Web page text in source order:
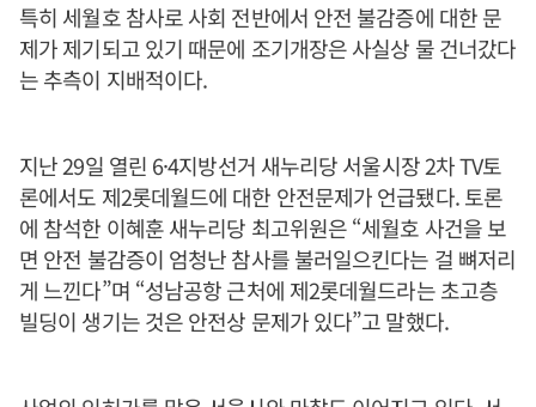
특히 세월호 참사로 사회 전반에서 안전 불감증에 대한 문
제가 제기되고 있기 때문에 조기개장은 사실상 물 건너갔다
는 추측이 지배적이다.
지난 29일 열린 6·4지방선거 새누리당 서울시장 2차 TV토
론에서도 제2롯데월드에 대한 안전문제가 언급됐다. 토론
에 참석한 이혜훈 새누리당 최고위원은 “세월호 사건을 보
면 안전 불감증이 엄청난 참사를 불러일으킨다는 걸 뼈저리
게 느낀다”며 “성남공항 근처에 제2롯데월드라는 초고층
빌딩이 생기는 것은 안전상 문제가 있다”고 말했다.